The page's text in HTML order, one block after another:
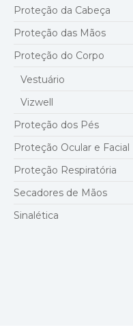
Proteção da Cabeça
Proteção das Mãos
Proteção do Corpo
Vestuário
Vizwell
Proteção dos Pés
Proteção Ocular e Facial
Proteção Respiratória
Secadores de Mãos
Sinalética